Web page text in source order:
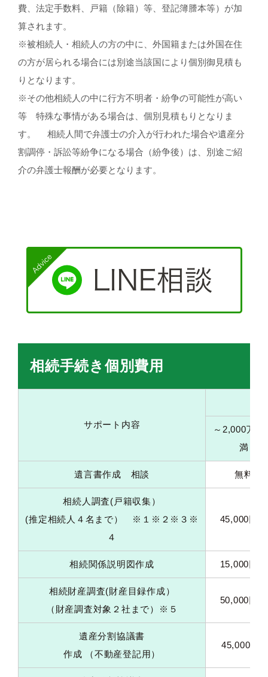
費、法定手数料、戸籍（除籍）等、登記簿謄本等）が加
算されます。
※被相続人・相続人の方の中に、外国籍または外国在住
の方が居られる場合には別途当該国により個別御見積も
りとなります。
※その他相続人の中に行方不明者・紛争の可能性が高い
等 特殊な事情がある場合は、個別見積もりとなりま
す。 相続人間で弁護士の介入が行われた場合や遺産分
割調停・訴訟等紛争になる場合（紛争後）は、別途ご紹
介の弁護士報酬が必要となります。
相続手続き個別費用
サポート内容
～2,000万円
満
遺言書作成 相談 無料
相続人調査(戸籍収集）
(推定相続人４名まで） ※１※２※３※
４
45,000円～
相続関係説明図作成 15,000円～
相続財産調査(財産目録作成）
（財産調査対象２社まで）※５
50,000円～
遺産分割協議書
作成 （不動産登記用）
45,000円